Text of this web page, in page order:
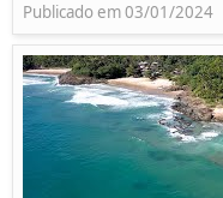
Publicado em 03/01/2024